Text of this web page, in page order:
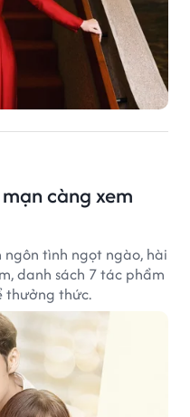
càng xem
tình ngọt ngào, hài
danh sách 7 tác phẩm
thưởng thức.